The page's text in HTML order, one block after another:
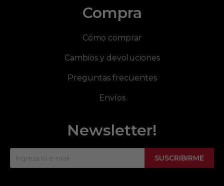
Compra
Cómo comprar
Cambios y devoluciones
Preguntas frecuentes
Envíos
Newsletter!
SUSCRIBIRME